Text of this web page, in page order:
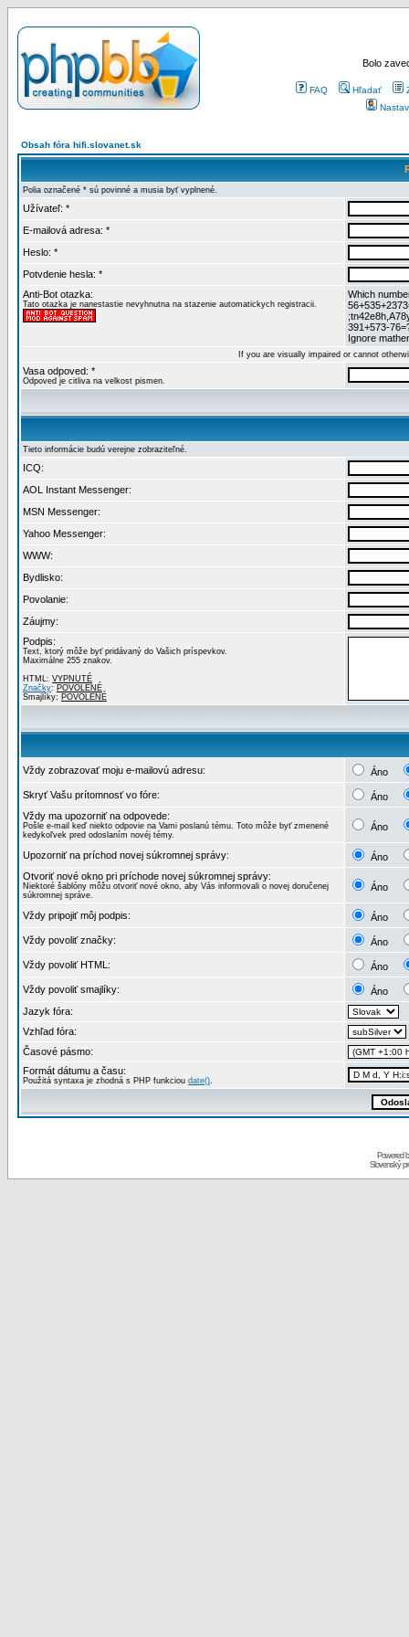
Bolo
FAQ Hľadať
Obsah fóra hifi.slovanet.sk
Polia označené * sú povinné a musia byť vyplnené.
Užívateľ: *
E-mailová adresa: *
Heslo: *
Potvdenie hesla: *
Anti-Bot otazka:
Tato otazka je nanestastie nevyhnutna na stazenie automatickych registracii.
Which
391+573-
Ignore
If you are visually impaired or cannot
Vasa odpoved: *
Odpoved je citliva na velkost pismen.
Tieto informácie budú verejne zobraziteľné.
ICQ:
AOL Instant Messenger:
MSN Messenger:
Yahoo Messenger:
WWW:
Bydlisko:
Povolanie:
Záujmy:
Podpis:
Text, ktorý môže byť pridávaný do Vašich príspevkov.
Maximálne 255 znakov.
HTML: VYPNUTÉ
Značky: POVOLENÉ
Smajlíky: POVOLENÉ
Vždy zobrazovať moju e-mailovú adresu: Áno
Skryť Vašu prítomnosť vo fóre:
Áno
Vždy ma upozorniť na odpovede:
Pošle e-mail keď niekto odpovie na Vami poslanú tému. Toto môže byť zmenené
kedykoľvek pred odoslaním novéj témy.
Áno
Upozorniť na príchod novej súkromnej správy:
Áno
Otvoriť nové okno pri príchode novej súkromnej správy:
Niektoré šablóny môžu otvoriť nové okno, aby Vás informovali o novej doručenej
súkromnej správe.
Áno
Vždy pripojiť môj podpis: Áno
Vždy povoliť značky: Áno
Vždy povoliť HTML: Áno
Vždy povoliť smajlíky:
Áno
Jazyk fóra:
Vzhľad fóra:
Časové pásmo:
Formát dátumu a času:
Použitá syntaxa je zhodná s PHP funkciou date().
Powered
Slovenský